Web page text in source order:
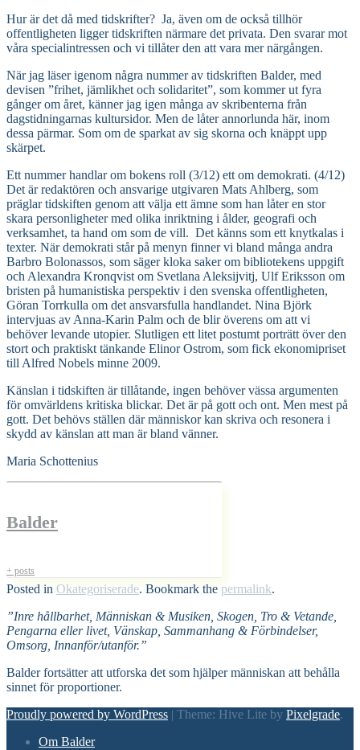
Hur är det då med tidskrifter? Ja, även om de också tillhör
offentligheten ligger tidskriften närmare det privata. Den svarar mot
våra specialintressen och vi tillåter den att vara mer närgången.
När jag läser igenom några nummer av tidskriften Balder, med
devisen ”frihet, jämlikhet och solidaritet”, som kommer ut fyra
gånger om året, känner jag igen många av skribenterna från
dagstidningarnas kultursidor. Men de låter annorlunda här, inom
dessa pärmar. Som om de sparkat av sig skorna och knäppt upp
skärpet.
Ett nummer handlar om bokens roll (3/12) ett om demokrati. (4/12)
Det är redaktören och ansvarige utgivaren Mats Ahlberg, som
präglar tidskiften genom att välja ett ämne som han låter en stor
skara personligheter med olika inriktning i ålder, geografi och
verksamhet, ta hand om som de vill. Det känns som ett knytkalas i
texter. När demokrati står på menyn finner vi bland många andra
Barbro Bolonassos, som säger kloka saker om bibliotekens uppgift
och Alexandra Kronqvist om Svetlana Aleksijvitj, Ulf Eriksson om
bristen på humanistiska perspektiv i den svenska offentligheten,
Göran Torrkulla om det ansvarsfulla handlandet. Nina Björk
intervjuas av Anna-Karin Palm och de blir överens om att vi
behöver levande utopier. Slutligen ett litet postumt porträtt över den
stort och praktiskt tänkande Elinor Ostrom, som fick ekonomipriset
till Alfred Nobels minne 2009.
Känslan i tidskiften är tillåtande, ingen behöver vässa argumenten
för omvärldens kritiska blickar. Det är på gott och ont. Men mest på
gott. Det behövs ställen där människor kan skriva och resonera i
skydd av känslan att man är bland vänner.
Maria Schottenius
Balder
+ posts
Posted in Okategoriserade. Bookmark the permalink.
”Inre hållbarhet, Människan & Musiken, Skogen, Tro & Vetande,
Pengarna eller livet, Vänskap, Sammanhang & Förbindelser,
Omsorg, Innanför/utanför.”
Balder fortsätter att utforska det som hjälper människan att behålla
sinnet för proportioner.
Proudly powered by WordPress | Theme: Hive Lite by Pixelgrade.
Footer
Om Balder